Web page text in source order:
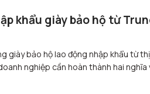
khẩu giày bảo hộ từ
giày bảo hộ lao động nhập khẩu từ thị
nghiệp cần hoàn thành hai nghĩa